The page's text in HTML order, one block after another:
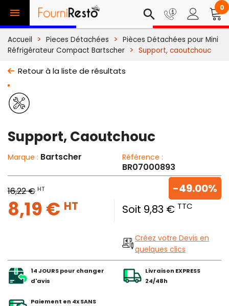
 search 0
Accueil Pieces Détachées
Pièces Détachées pour Mini
Réfrigérateur Compact Bartscher
Support, caoutchouc
Retour à la liste de résultats
Support, Caoutchouc
Marque : Bartscher Référence :
BR07000893
16,22 € HT
8,19 € HT Soit 9,83 € TTC
-49.00%
Créez votre Devis en
quelques clics
14 JOURS pour changer
d'avis
Livraison EXPRESS
24/48h
Paiement en 4x SANS